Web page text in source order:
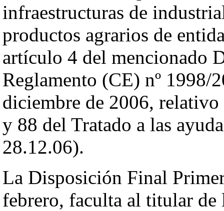
infraestructuras de
productos agrarios de
artículo 4 del mencionado
Reglamento (CE) nº 1998/
diciembre de 2006,
y 88 del Tratado a las
28.12.06).
La Disposición Final
febrero, faculta al titular de